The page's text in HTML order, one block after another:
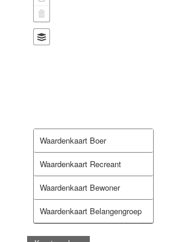
Waardenkaart Boer
Waardenkaart Recreant
Waardenkaart Bewoner
Waardenkaart Belangengroep